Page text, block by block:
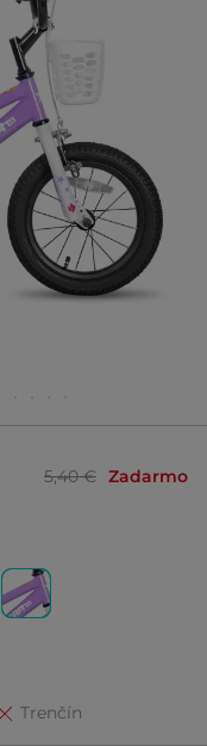
5,40 € Zadarmo
Trenčín